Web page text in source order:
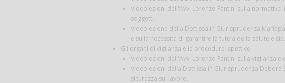
Videolezioni dell'Avv. Lorenzo Fantini sulla
soggetti.
Videolezione della Dott.ssa in Giurisprudenza
e sulla necessità di garantire la tutela della salute e
Gli organi di vigilanza e le procedure ispettive
Videolezioni dell'Avv. Lorenzo Fantini sulla vigilanza
Videolezioni della Dott.ssa in Giurisprudenza Debora
sicurezza sul lavoro.